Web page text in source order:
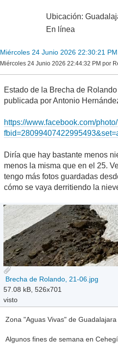
Ubicación:
En línea
Miércoles 24 Junio 2026 22:30:21 PM
Miércoles 24 Junio 2026 22:44:32 PM por
Estado de la Brecha de
publicada por Antonio
https://www.facebook.com/
Diría que hay bastante menos
menos la misma que en el 25.
tengo más fotos guardadas
cómo se vaya derritiendo la
Brecha de Rolando, 21-06.jpg
57.08 kB, 526x701
visto
Zona "Aguas Vivas" de
Algunos fines de semana en